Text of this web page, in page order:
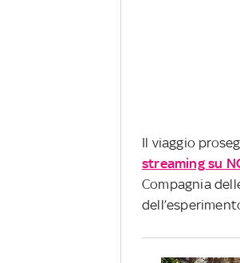
Il viaggio
streaming su
Compagnia